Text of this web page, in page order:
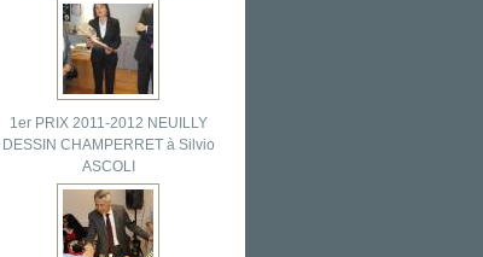
1er PRIX 2011-2012 NEUILLY
DESSIN CHAMPERRET à Silvio
ASCOLI